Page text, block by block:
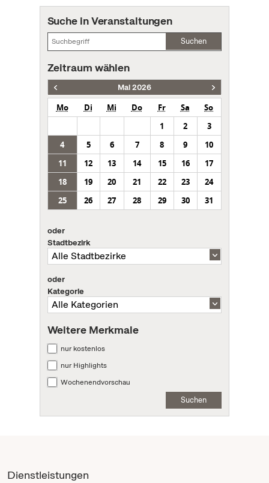
Suche in Veranstaltungen
Suchen
Zeitraum wählen
Mai 2026
Mo Di Mi Do Fr Sa
So
1
2
3
4
5 6 7 8 9
10
11
12 13 14 15 16
17
18
19 20 21 22 23
24
25
26 27 28 29 30 31
oder
Stadtbezirk
oder
Kategorie
Weitere Merkmale
nur kostenlos
nur Highlights
Wochenendvorschau
Suchen
Dienstleistungen